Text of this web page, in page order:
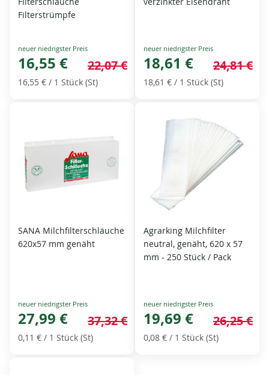
Filterstrümpfe
Special
Price
16,55 € 22,07 €
16,55 € / 1 Stück (St)
Special
Price
18,61 € 24,81 €
18,61 € / 1 Stück (St)
SANA Milchfilterschläuche
620x57 mm genäht
Special
Price
27,99 € 37,32 €
0,11 € / 1 Stück (St)
Agrarking Milchfilter
neutral, genäht, 620 x 57
mm - 250 Stück / Pack
Special
Price
19,69 € 26,25 €
0,08 € / 1 Stück (St)